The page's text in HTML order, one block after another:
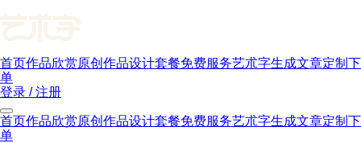
首页作品欣赏原创作品设计套餐免费服务艺朮字生成文章定制下
单
登录 / 注册
首页作品欣赏原创作品设计套餐免费服务艺朮字生成文章定制下
单